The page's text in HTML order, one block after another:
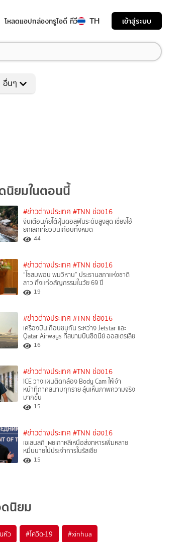
โหลดแอปกล่องทรูไอดี ทีวี TH เข้าสู่ระบบ
อื่นๆ
นิยมในตอนนี้
#ข่าวต่างประเทศ #TNN ช่อง16
จีนเตือนภัยไต้ฝุ่นดอลฟินระดับสูงสุด เซี่ยงไฮ้
ยกเลิกเที่ยวบินเกือบทั้งหมด
44
#ข่าวต่างประเทศ #TNN ช่อง16
“ไซสมพอน พมวิหาน” ประธานสภาแห่งชาติ
ลาว ถึงแก่อสัญกรรมในวัย 69 ปี
19
#ข่าวต่างประเทศ #TNN ช่อง16
เครื่องบินเกือบชนกัน ระหว่าง Jetstar และ
Qatar Airways ที่สนามบินซิดนีย์ ออสเตรเลีย
16
#ข่าวต่างประเทศ #TNN ช่อง16
ICE วางแผนติดกล้อง Body Cam ให้เจ้า
หน้าที่ภาคสนามทุกราย ลุ้นเห็นภาพความจริง
มากขึ้น
15
#ข่าวต่างประเทศ #TNN ช่อง16
เซเลนสกี เผยเกาหลีเหนือส่งทหารเพิ่มหลาย
หมื่นนายไปประจำการในรัสเซีย
15
นิยม
หัว #โควิด-19 #xinhua